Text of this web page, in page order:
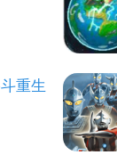
重生